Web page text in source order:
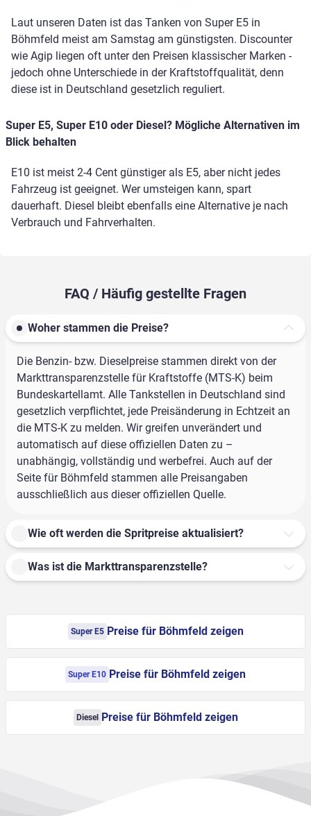
Laut unseren Daten ist das Tanken von Super E5 in
Böhmfeld meist am Samstag am günstigsten. Discounter
wie Agip liegen oft unter den Preisen klassischer Marken -
jedoch ohne Unterschiede in der Kraftstoffqualität, denn
diese ist in Deutschland gesetzlich reguliert.
Super E5, Super E10 oder Diesel? Mögliche Alternativen im
Blick behalten
E10 ist meist 2-4 Cent günstiger als E5, aber nicht jedes
Fahrzeug ist geeignet. Wer umsteigen kann, spart
dauerhaft. Diesel bleibt ebenfalls eine Alternative je nach
Verbrauch und Fahrverhalten.
FAQ / Häufig gestellte Fragen
Woher stammen die Preise?
Die Benzin- bzw. Dieselpreise stammen direkt von der
Markttransparenzstelle für Kraftstoffe (MTS-K) beim
Bundeskartellamt. Alle Tankstellen in Deutschland sind
gesetzlich verpflichtet, jede Preisänderung in Echtzeit an
die MTS-K zu melden. Wir greifen unverändert und
automatisch auf diese offiziellen Daten zu –
unabhängig, vollständig und werbefrei. Auch auf der
Seite für Böhmfeld stammen alle Preisangaben
ausschließlich aus dieser offiziellen Quelle.
Wie oft werden die Spritpreise aktualisiert?
Was ist die Markttransparenzstelle?
Super E5 Preise für Böhmfeld zeigen
Super E10 Preise für Böhmfeld zeigen
Diesel Preise für Böhmfeld zeigen